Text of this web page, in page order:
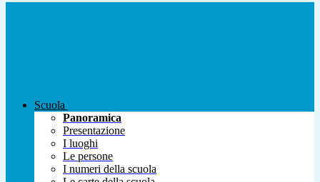
Scuola
Panoramica
Presentazione
I luoghi
Le persone
I numeri della scuola